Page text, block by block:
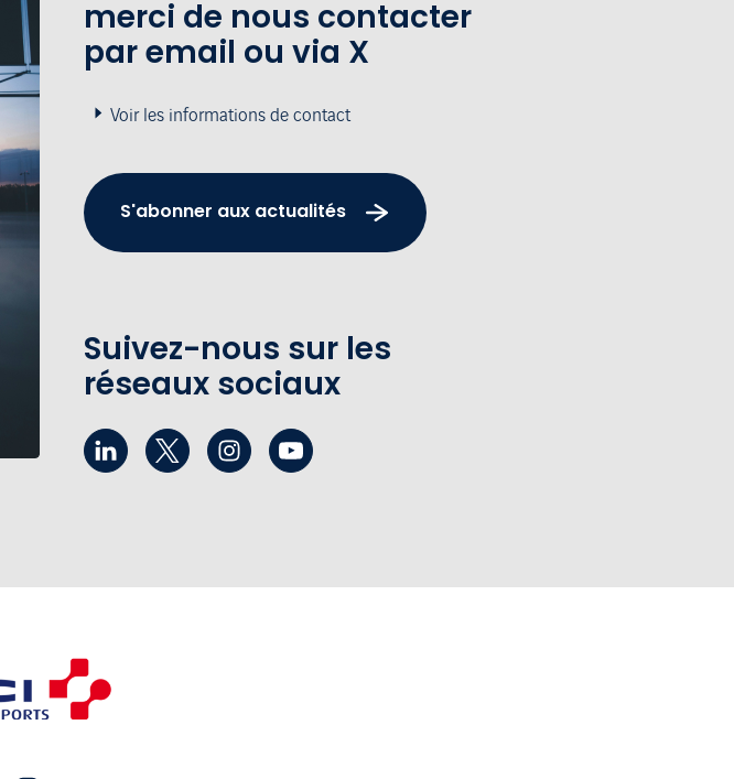
merci de nous contacter
par email ou via X
Voir les informations de contact
S'abonner aux actualités
Suivez-nous sur les
réseaux sociaux